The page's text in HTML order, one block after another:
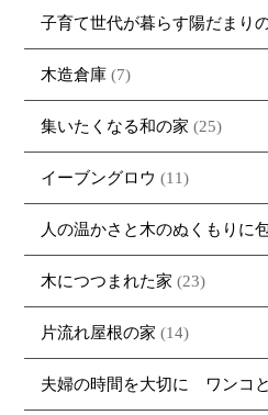
子育て世代が暮らす陽だまり
木造倉庫 (7)
集いたくなる和の家 (25)
イーブングロウ (11)
人の温かさと木のぬくもりに
木につつまれた家 (23)
片流れ屋根の家 (14)
夫婦の時間を大切に ワンコ